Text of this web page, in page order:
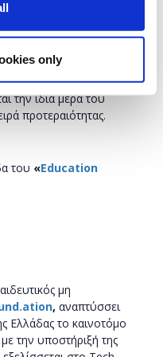
only
επαναπροσδιορίζεται
για καινοτόμα εργαλεία
Teams
την ίδια μέρα του
προτεραιότητας.
του «Education
μη
, αναπτύσσει
Ελλάδας το καινοτόμο
με την υποστήριξή της